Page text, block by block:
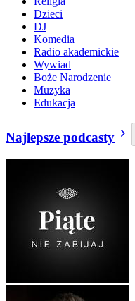
Dzieci
DJ
Komedia
Radio akademickie
Wywiad
Boże Narodzenie
Muzyka
Edukacja
Najlepsze podcasty